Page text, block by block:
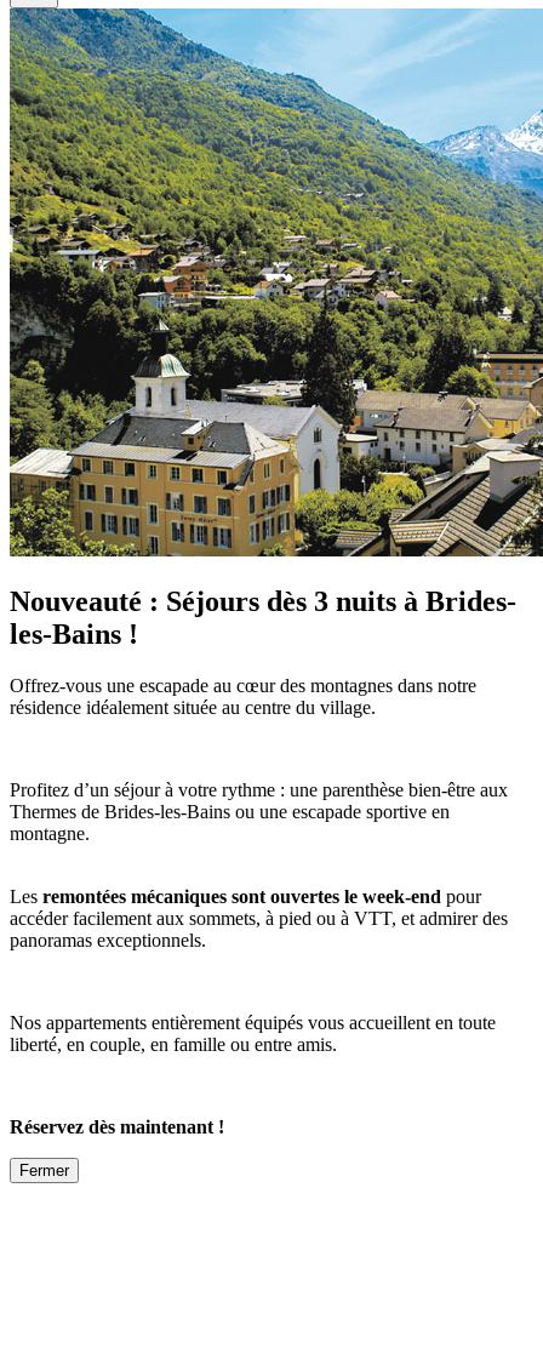
Nouveauté : Séjours dès 3 nuits à Brides-
les-Bains !
Offrez-vous une escapade au cœur des montagnes dans notre
résidence idéalement située au centre du village.
Profitez d’un séjour à votre rythme : une parenthèse bien-être aux
Thermes de Brides-les-Bains ou une escapade sportive en
montagne.
Les remontées mécaniques sont ouvertes le week-end pour
accéder facilement aux sommets, à pied ou à VTT, et admirer des
panoramas exceptionnels.
Nos appartements entièrement équipés vous accueillent en toute
liberté, en couple, en famille ou entre amis.
Réservez dès maintenant !
Fermer